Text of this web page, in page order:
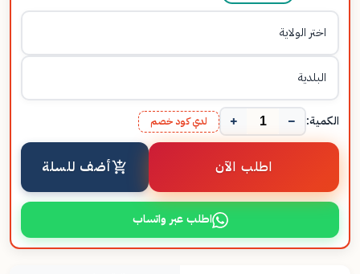
الكمية: −
+ لدي كود خصم
اطلب الآن أضف للسلة
اطلب عبر واتساب